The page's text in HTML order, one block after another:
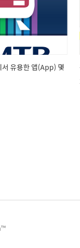
유용한 앱(App) 몇